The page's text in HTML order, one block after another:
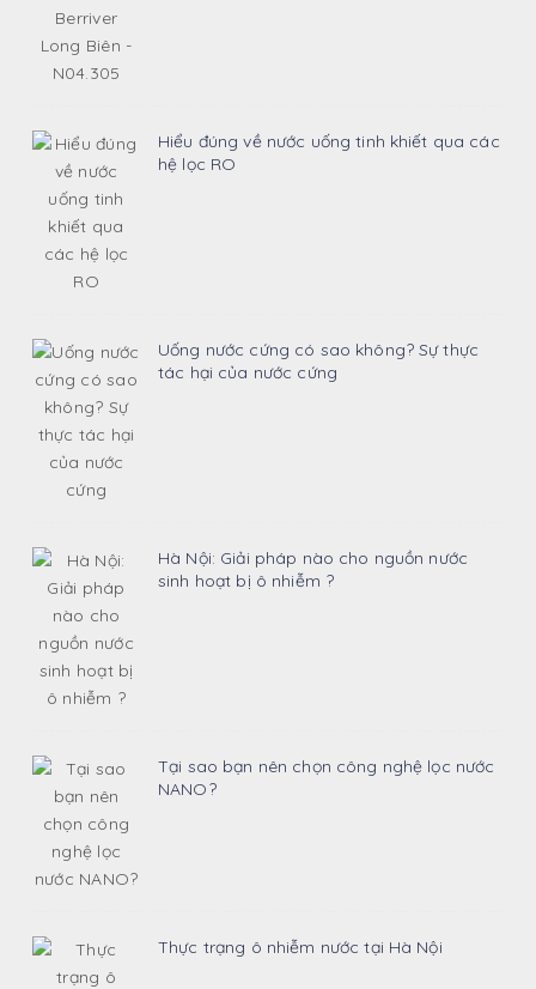
Hiểu đúng về nước uống tinh khiết qua các
hệ lọc RO
Uống nước cứng có sao không? Sự thực
tác hại của nước cứng
Hà Nội: Giải pháp nào cho nguồn nước
sinh hoạt bị ô nhiễm ?
Tại sao bạn nên chọn công nghệ lọc nước
NANO?
Thực trạng ô nhiễm nước tại Hà Nội